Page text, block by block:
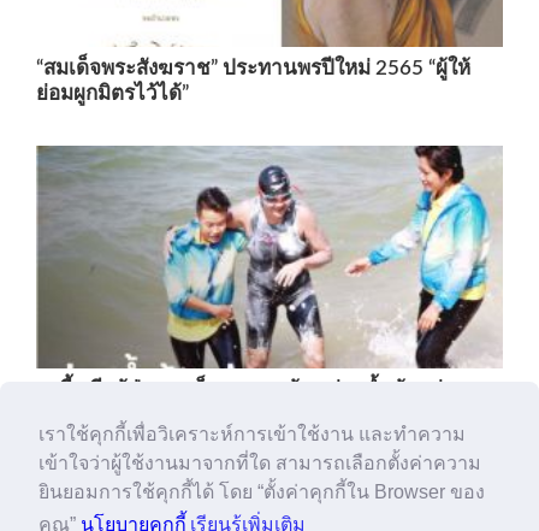
“สมเด็จพระสังฆราช” ประทานพรปีใหม่ 2565 “ผู้ให้
ย่อมผูกมิตรไว้ได้”
เราใช้คุกกี้เพื่อวิเคราะห์การเข้าใช้งาน และทำความ
เข้าใจว่าผู้ใช้งานมาจากที่ใด สามารถเลือกตั้งค่าความ
ยินยอมการใช้คุกกี้ได้ โดย “ตั้งค่าคุกกี้ใน Browser ของ
คุณ” นโยบายคุกกี้ เรียนรู้เพิ่มเติม